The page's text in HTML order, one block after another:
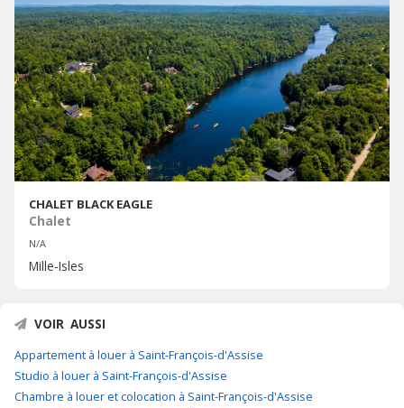
CHALET BLACK EAGLE
Chalet
N/A
Mille-Isles
VOIR AUSSI
Appartement à louer à Saint-François-d'Assise
Studio à louer à Saint-François-d'Assise
Chambre à louer et colocation à Saint-François-d'Assise